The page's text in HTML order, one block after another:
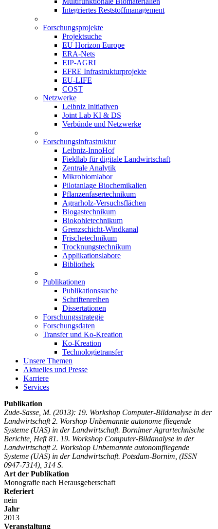
Integriertes Reststoffmanagement
Forschungsprojekte
Projektsuche
EU Horizon Europe
ERA-Nets
EIP-AGRI
EFRE Infrastrukturprojekte
EU-LIFE
COST
Netzwerke
Leibniz Initiativen
Joint Lab KI & DS
Verbünde und Netzwerke
Forschungsinfrastruktur
Leibniz-InnoHof
Fieldlab für digitale Landwirtschaft
Zentrale Analytik
Mikrobiomlabor
Pilotanlage Biochemikalien
Pflanzenfasertechnikum
Agrarholz-Versuchsflächen
Biogastechnikum
Biokohletechnikum
Grenzschicht-Windkanal
Frischetechnikum
Trocknungstechnikum
Applikationslabore
Bibliothek
Publikationen
Publikationssuche
Schriftenreihen
Dissertationen
Forschungsstrategie
Forschungsdaten
Transfer und Ko-Kreation
Ko-Kreation
Technologietransfer
Unsere Themen
Aktuelles und Presse
Karriere
Services
Publikation
Zude-Sasse, M. (2013): 19. Workshop Computer-Bildanalyse in der
Landwirtschaft 2. Worshop Unbemannte autonome fliegende
Systeme (UAS) in der Landwirtschaft. Bornimer Agrartechnische
Berichte, Heft 81. 19. Workshop Computer-Bildanalyse in der
Landwirtschaft 2. Workshop Unbemannte autonomfliegende
Systeme (UAS) in der Landwirtschaft. Potsdam-Bornim, (ISSN
0947-7314), 314 S.
Art der Publikation
Monografie nach Herausgeberschaft
Referiert
nein
Jahr
2013
Veranstaltung